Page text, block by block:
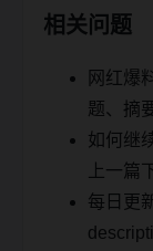
相关问题
网红爆
题、摘
如何继
上一篇
每日更